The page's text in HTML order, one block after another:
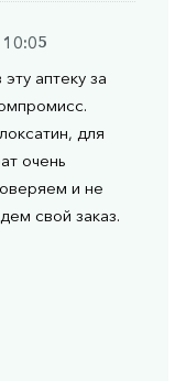
аптеку за
для
очень
и не
свой заказ.